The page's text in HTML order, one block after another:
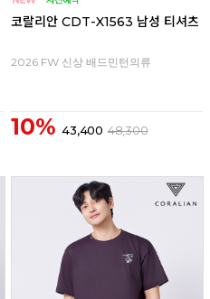
코랄리안 CDT-X1563 남성 티셔츠
2026 FW 신상 배드민턴의류
10% 43,400 48,300